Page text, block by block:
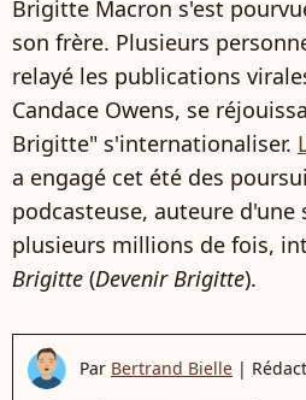
Brigitte Macron s'est
son frère. Plusieurs
relayé les publications
Candace Owens, se
Brigitte" s'internationaliser.
a engagé cet été des
podcasteuse, auteure d'une
plusieurs millions de fois,
Brigitte (Devenir Brigitte).
Par Bertrand Bielle |